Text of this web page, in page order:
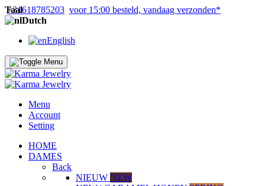
+31618785203 voor 15:00 besteld, vandaag verzonden*
Taal
Dutch
English
Menu
Account
Setting
HOME
DAMES
Back
NIEUW NEW